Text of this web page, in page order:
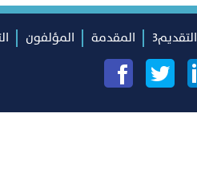
التقديم3 المقدمة المؤلفون